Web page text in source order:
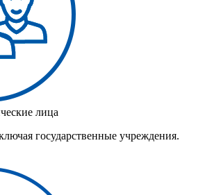
лица
государственные учреждения.